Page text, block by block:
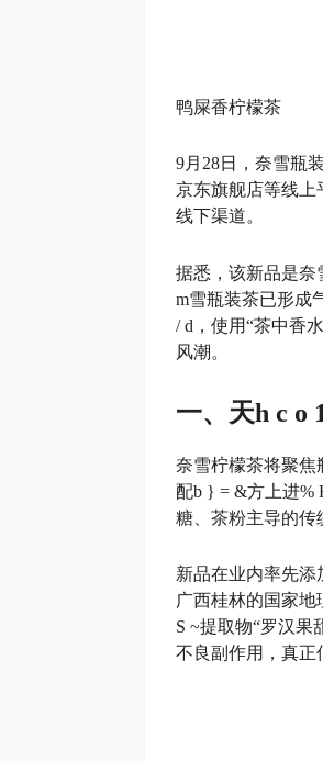
鸭屎香柠檬茶
9月28日，奈雪瓶
京东旗舰店等线上
线下渠道。
据悉，该新品是奈
m雪瓶装茶已形成
/ d ，使用“茶中香
风潮。
一、天h c o
奈雪柠檬茶将聚焦
配b } = &方上进%
糖、茶粉主导的传
新品在业内率先添
广西桂林的国家
S ~提取物“罗汉果
不良副作用，真正